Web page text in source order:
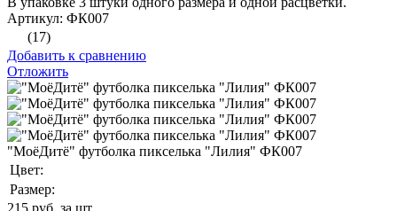
Артикул: ФК007
(17)
Добавить к сравнению
Отложить
"МоёДитё" футболка пикселька "Лилия" ФК007
Цвет:
Размер: